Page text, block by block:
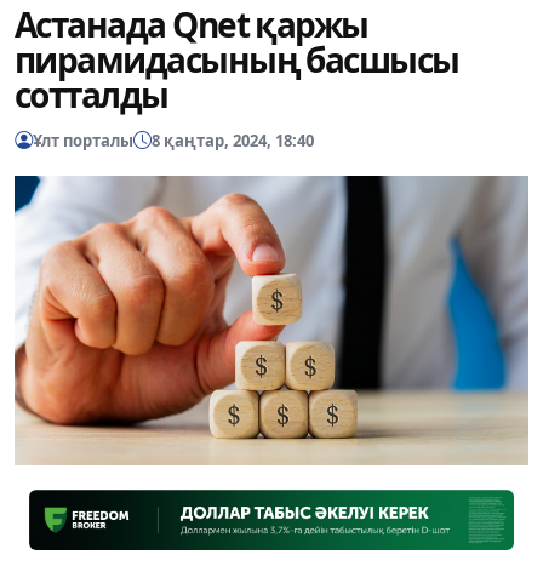
Астанада Qnet қаржы
пирамидасының басшысы
сотталды
Ұлт порталы 8 қаңтар, 2024, 18:40